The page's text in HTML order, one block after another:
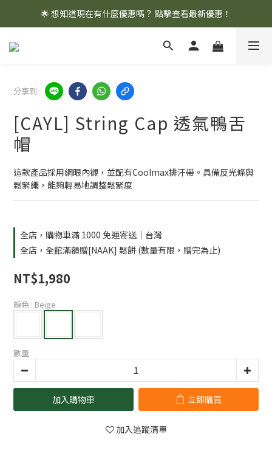
🌟 想知道現在有什麼優惠嗎？ 點擊查看最新優惠！
🌟 想知道現在有什麼優惠嗎？ 點擊查看最新優惠！
全館消費滿 $1,000 即享免運優惠
分享到
[CAYL] String Cap 透氣鴨舌
帽
這款產品採用網眼內襯，並配有Coolmax排汗帶。具備反光條與
鬆緊繩，能夠輕易地調整鬆緊度
全店，購物車滿 1000 免運寄送｜台灣
全店，全館滿額贈[NAAK] 鬆餅 (數量有限，贈完為止)
NT$1,980
顏色 : Beige
數量
加入購物車 立即購買
加入追蹤清單